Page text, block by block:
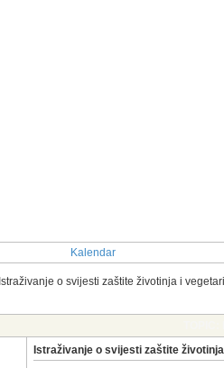
Kalendar
Istraživanje o svijesti zaštite životinja i
Istraživanje o svijesti zaštite